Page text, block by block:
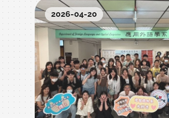
登上大學講台以全英語挑戰自我，在
信與實力。
2026-04-20